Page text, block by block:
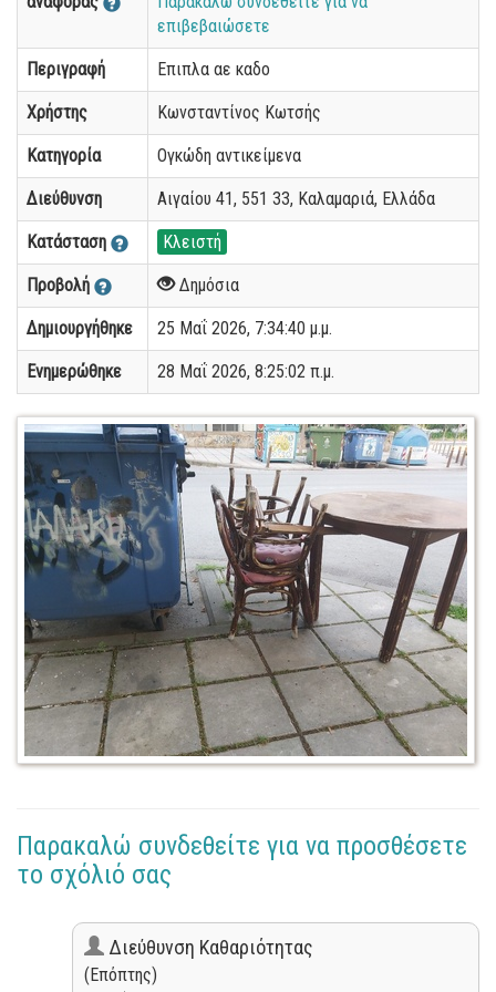
επιβεβαιώσετε
Περιγραφή Επιπλα αε καδο
Χρήστης Κωνσταντίνος Κωτσής
Κατηγορία Ογκώδη αντικείμενα
Διεύθυνση Αιγαίου 41, 551 33, Καλαμαριά, Ελλάδα
Κατάσταση Κλειστή
Προβολή Δημόσια
Δημιουργήθηκε 25 Μαΐ 2026, 7:34:40 μ.μ.
Ενημερώθηκε 28 Μαΐ 2026, 8:25:02 π.μ.
Παρακαλώ συνδεθείτε για να προσθέσετε
το σχόλιό σας
Διεύθυνση Καθαριότητας
(Επόπτης)